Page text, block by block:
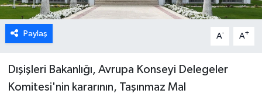
Paylaş A- A+
Dışişleri Bakanlığı, Avrupa Konseyi Delegeler
Komitesi'nin kararının, Taşınmaz Mal
GÜNDEM
İÇ HABERLER